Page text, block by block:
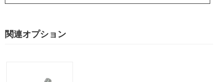
関連オプション